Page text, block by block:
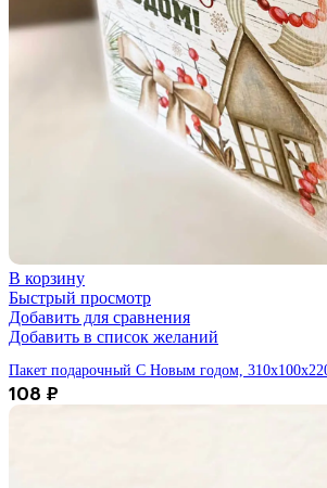
В корзину
Быстрый просмотр
Добавить для сравнения
Добавить в список желаний
Пакет подарочный С Новым годом,
108 ₽